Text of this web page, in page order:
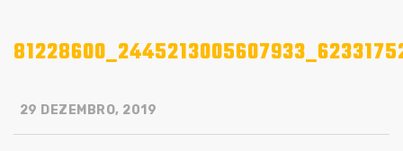
29 DEZEMBRO, 2019